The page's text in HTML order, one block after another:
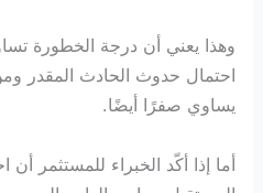
وهذا يعني أن درجة الخطورة
احتمال حدوث الحادث المقدر
يساوي صفرًا أيضًا.
أما إذا أكّد الخبراء للمستثمر